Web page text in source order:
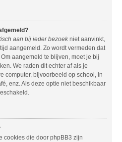
aan bij ieder bezoek niet aanvinkt,
aangemeld. Zo wordt vermeden dat
aangemeld te blijven, moet je bij
We raden dit echter af als je
computer, bijvoorbeeld op school, in
enz. Als deze optie niet beschikbaar
cookies die door phpBB3 zijn